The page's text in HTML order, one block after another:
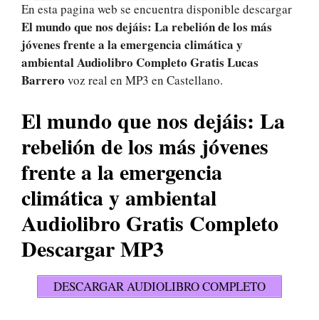
En esta pagina web se encuentra disponible descargar
El mundo que nos dejáis: La rebelión de los más
jóvenes frente a la emergencia climática y
ambiental Audiolibro Completo Gratis Lucas
Barrero voz real en MP3 en Castellano.
El mundo que nos dejáis: La
rebelión de los más jóvenes
frente a la emergencia
climática y ambiental
Audiolibro Gratis Completo
Descargar MP3
DESCARGAR AUDIOLIBRO COMPLETO